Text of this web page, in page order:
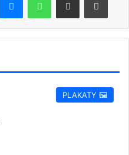
PLAKATY 🖼️